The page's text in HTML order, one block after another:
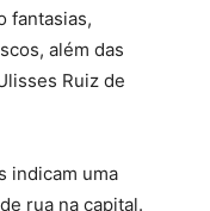
fantasias,
além das
Ruiz de
indicam uma
rua na capital.